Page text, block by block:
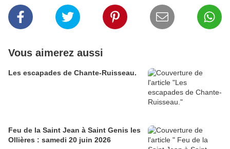
Vous aimerez aussi
Les escapades de Chante-Ruisseau.
Feu de la Saint Jean à Saint Genis les
Ollières : samedi 20 juin 2026